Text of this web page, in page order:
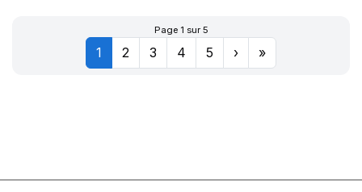
156/150K
Page 1 sur 5
1 2 3 4 5 › »